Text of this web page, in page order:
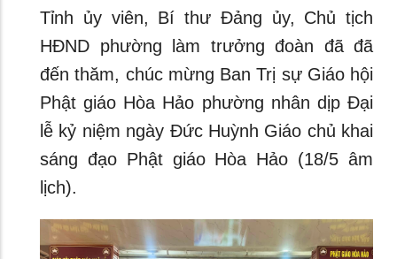
Tỉnh ủy viên, Bí thư Đảng ủy, Chủ tịch
HĐND phường làm trưởng đoàn đã đã
đến thăm, chúc mừng Ban Trị sự Giáo hội
Phật giáo Hòa Hảo phường nhân dịp Đại
lễ kỷ niệm ngày Đức Huỳnh Giáo chủ khai
sáng đạo Phật giáo Hòa Hảo (18/5 âm
lịch).